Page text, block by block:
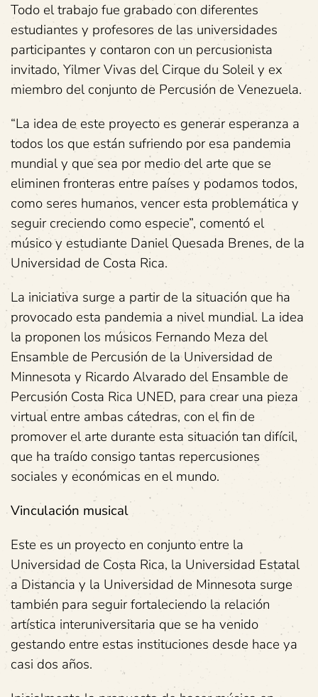
Todo el trabajo fue grabado con diferentes
estudiantes y profesores de las universidades
participantes y contaron con un percusionista
invitado, Yilmer Vivas del Cirque du Soleil y ex
miembro del conjunto de Percusión de Venezuela.
“La idea de este proyecto es generar esperanza a
todos los que están sufriendo por esa pandemia
mundial y que sea por medio del arte que se
eliminen fronteras entre países y podamos todos,
como seres humanos, vencer esta problemática y
seguir creciendo como especie”, comentó el
músico y estudiante Daniel Quesada Brenes, de la
Universidad de Costa Rica.
La iniciativa surge a partir de la situación que ha
provocado esta pandemia a nivel mundial. La idea
la proponen los músicos Fernando Meza del
Ensamble de Percusión de la Universidad de
Minnesota y Ricardo Alvarado del Ensamble de
Percusión Costa Rica UNED, para crear una pieza
virtual entre ambas cátedras, con el fin de
promover el arte durante esta situación tan difícil,
que ha traído consigo tantas repercusiones
sociales y económicas en el mundo.
Vinculación musical
Este es un proyecto en conjunto entre la
Universidad de Costa Rica, la Universidad Estatal
a Distancia y la Universidad de Minnesota surge
también para seguir fortaleciendo la relación
artística interuniversitaria que se ha venido
gestando entre estas instituciones desde hace ya
casi dos años.